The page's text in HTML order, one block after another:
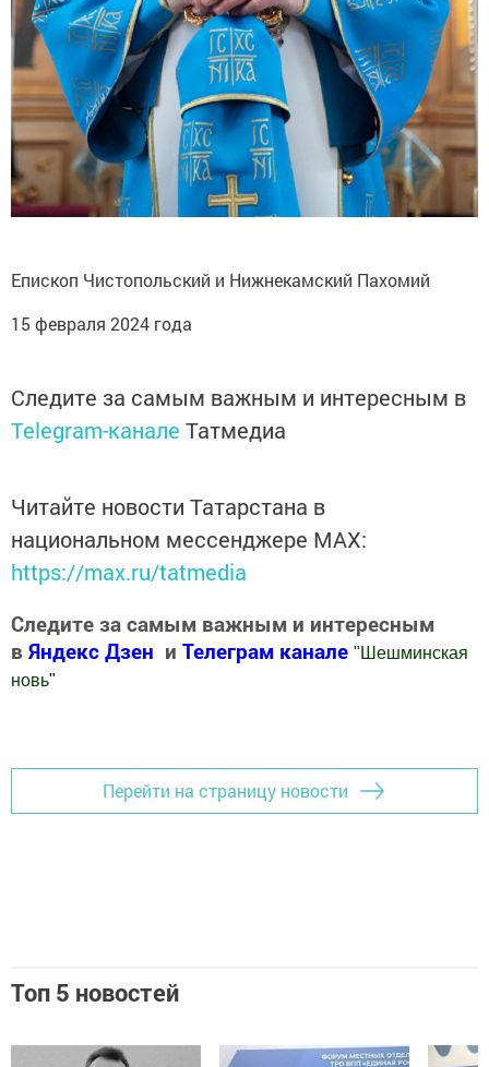
Епископ Чистопольский и Нижнекамский Пахомий
15 февраля 2024 года
Следите за самым важным и интересным в
Telegram-канале Татмедиа
Читайте новости Татарстана в
национальном мессенджере MАХ:
https://max.ru/tatmedia
Следите за самым важным и интересным
в Яндекс Дзен и Телеграм канале " Шешминская
новь"
Перейти на страницу новости
Топ 5 новостей